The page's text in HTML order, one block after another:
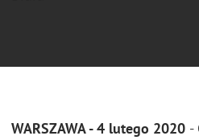
WARSZAWA - 4 lutego 2020 -